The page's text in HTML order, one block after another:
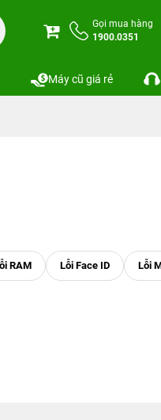
Gọi mua hàng
1900.0351
Máy cũ giá rẻ